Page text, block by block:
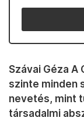
Szávai Géza
szinte minden
nevetés, mint
társadalmi